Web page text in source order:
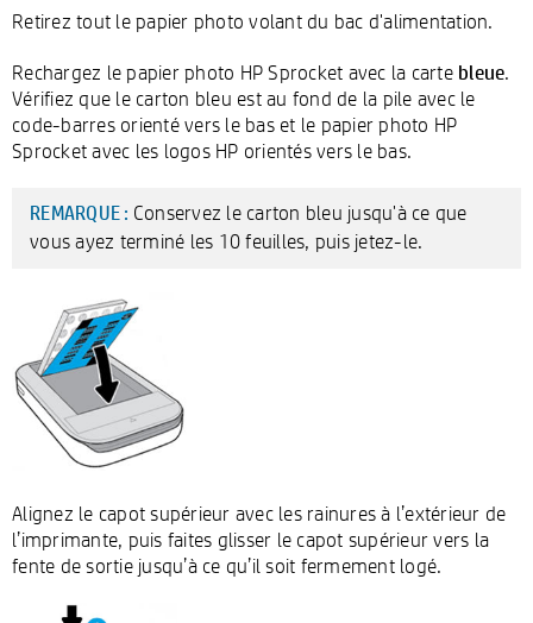
Retirez tout le papier photo volant du bac d'alimentation.
Rechargez le papier photo HP Sprocket avec la carte bleue.
Vérifiez que le carton bleu est au fond de la pile avec le
code-barres orienté vers le bas et le papier photo HP
Sprocket avec les logos HP orientés vers le bas.
REMARQUE : Conservez le carton bleu jusqu'à ce que
vous ayez terminé les 10 feuilles, puis jetez-le.
Alignez le capot supérieur avec les rainures à l’extérieur de
l’imprimante, puis faites glisser le capot supérieur vers la
fente de sortie jusqu’à ce qu’il soit fermement logé.